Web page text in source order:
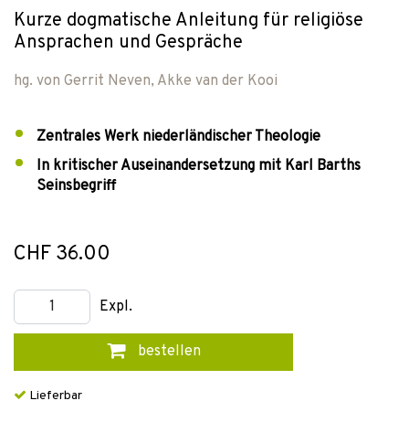
Kurze dogmatische Anleitung für religiöse
Ansprachen und Gespräche
hg. von Gerrit Neven, Akke van der Kooi
Zentrales Werk niederländischer Theologie
In kritischer Auseinandersetzung mit Karl Barths
Seinsbegriff
CHF 36.00
Expl.
bestellen
Lieferbar